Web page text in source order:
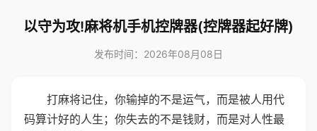
以守为攻!麻将机手机控牌器(控牌器起好牌)
发布时间：2026年08月08日
打麻将记住，你输掉的不是运气，而是被人用代
码算计好的人生；你失去的不是钱财，而是对人性最